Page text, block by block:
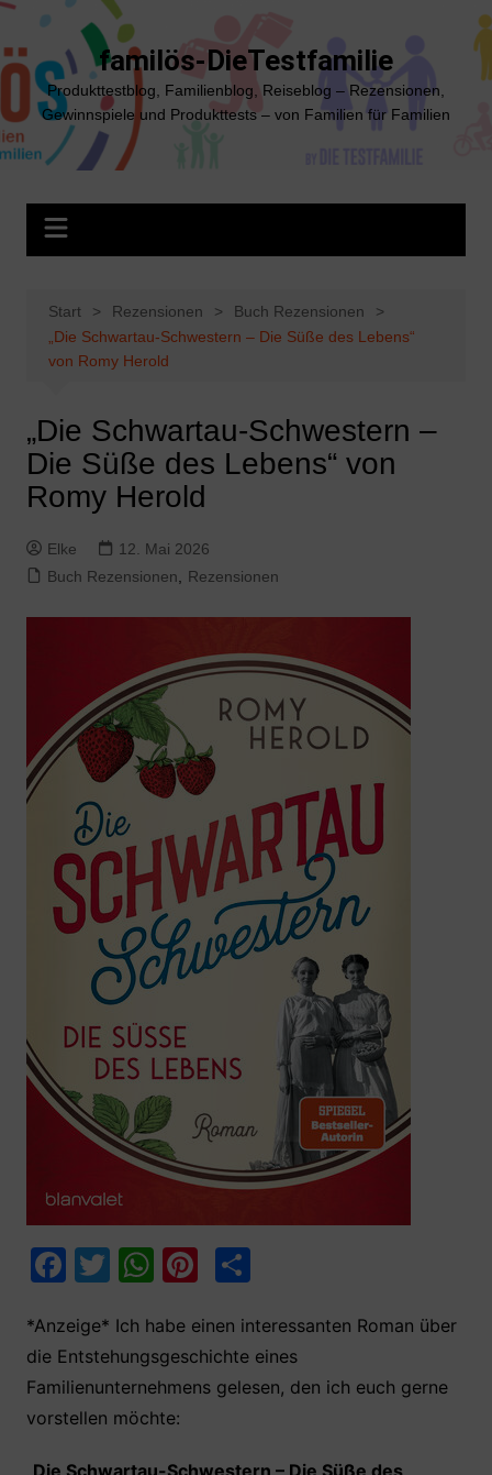
Zum
springen
familös-DieTestfamilie
Produkttestblog, Familienblog, Reiseblog – Rezensionen,
Gewinnspiele und Produkttests – von Familien für Familien
Start Rezensionen
Buch Rezensionen
„Die Schwartau-Schwestern – Die Süße des Lebens“
von Romy Herold
„Die Schwartau-Schwestern –
Die Süße des Lebens“ von
Romy Herold
Elke
12. Mai 2026
Buch Rezensionen
Rezensionen
F
c
e
b
T
itt
er
W
at
s
A
Pi
er
e
st
T
le
n
*Anzeige* Ich habe einen interessanten Roman über
die Entstehungsgeschichte eines
Familienunternehmens gelesen, den ich euch gerne
vorstellen möchte:
„Die Schwartau-Schwestern – Die Süße des